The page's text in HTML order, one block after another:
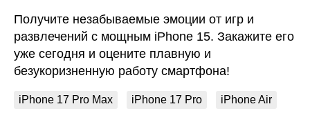
Получите незабываемые эмоции от игр и
развлечений с мощным iPhone 15. Закажите его
уже сегодня и оцените плавную и
безукоризненную работу смартфона!
iPhone 17 Pro Max iPhone 17 Pro iPhone Air